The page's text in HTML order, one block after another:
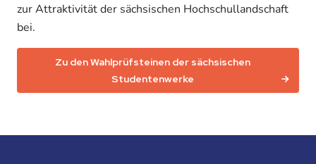
zur Attraktivität der sächsischen Hochschullandschaft
bei.
Zu den Wahlprüfsteinen der sächsischen
Studentenwerke